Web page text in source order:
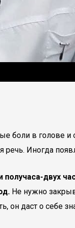
боли в голове и
Иногда
двух
Не нужно
он даст о себе